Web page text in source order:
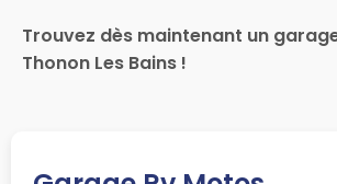
Trouvez dès maintenant un
Thonon Les Bains !